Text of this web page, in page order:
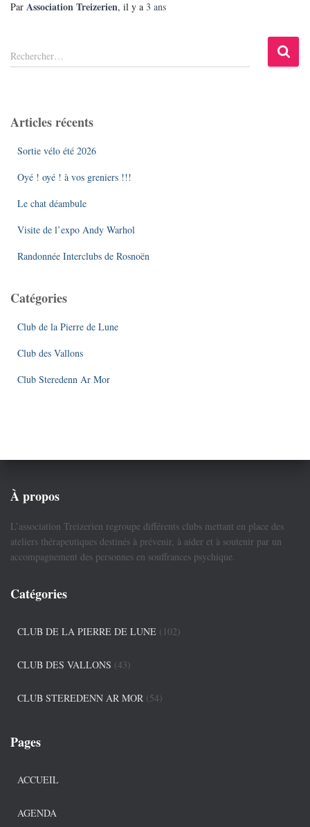
Par Association Treizerien, il y a 3 ans
R
e
r
Rechercher…
Articles récents
Sortie vélo été 2026
Oyé ! oyé ! à vos greniers !!!
Le chat déambule
Visite de l’expo Andy Warhol
Randonnée Interclubs de Rosnoën
Catégories
Club de la Pierre de Lune
Club des Vallons
Club Steredenn Ar Mor
À propos
L’association Treizerien regroupe différents clubs mettant en place des
ateliers thérapeutiques destinés à prévenir, à aider et à soutenir par un
accompagnement des personnes en souffrances psychique.
Catégories
CLUB DE LA PIERRE DE LUNE (102)
CLUB DES VALLONS (43)
CLUB STEREDENN AR MOR (54)
Pages
ACCUEIL
AGENDA